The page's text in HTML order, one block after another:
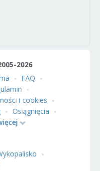
2026
FAQ
i cookies
Osiągnięcia